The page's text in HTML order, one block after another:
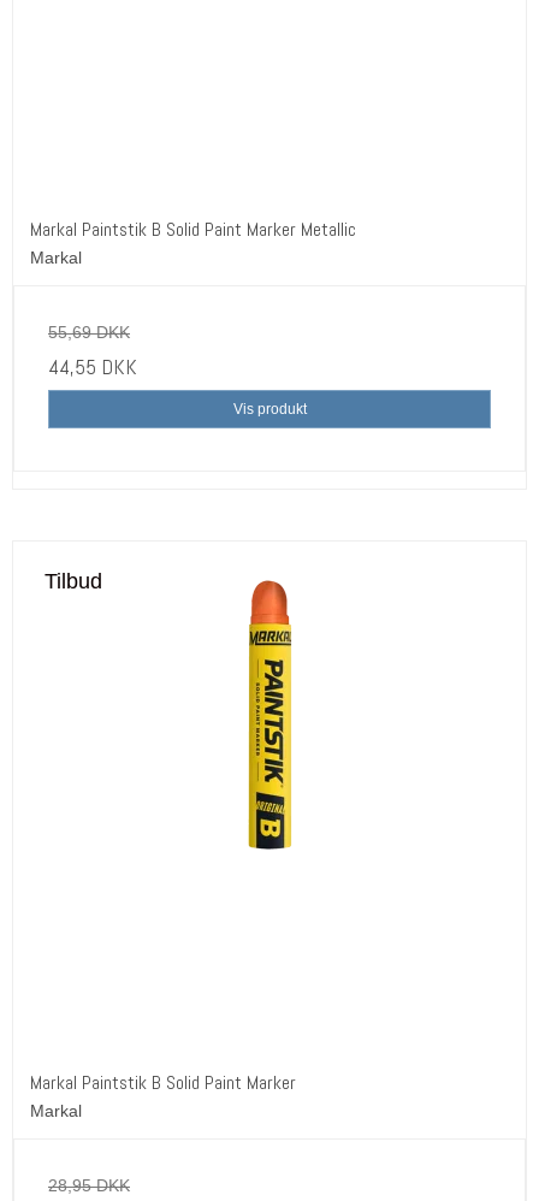
Markal Paintstik B Solid Paint Marker Metallic
Markal
55,69 DKK
44,55 DKK
Vis produkt
Tilbud
Markal Paintstik B Solid Paint Marker
Markal
28,95 DKK